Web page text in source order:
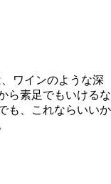
ワインのような深
ら素足でもいけるな
も、これならいいか